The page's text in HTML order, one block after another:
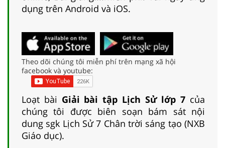
dụng trên Android và iOS.
Theo dõi chúng tôi miễn phí trên mạng xã hội
facebook và youtube:
Loạt bài Giải bài tập Lịch Sử lớp 7 của
chúng tôi được biên soạn bám sát nội
dung sgk Lịch Sử 7 Chân trời sáng tạo (NXB
Giáo dục).